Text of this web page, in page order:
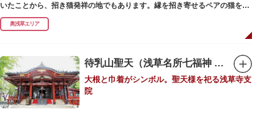
いたことから、招き猫発祥の地でもあります。縁を招き寄せるペアの猫をモ
チーフにした絵馬や御朱印帳も人気です。
1063（康平6）年、時の奥羽鎮守府源頼朝・義家父子が祈願し鎌倉の鶴ヶ丘
末に活躍した新選組沖田総司の終焉の地の碑も佇んでいます。また、浅草名
所七福神の福禄寿が祀られており、七福神詣りの参拝客でも賑わうスポット
です。
奥浅草エリア
待乳山聖天（浅草名所七福神 毘沙門天）
大根と巾着がシンボル。聖天様を祀る浅草寺支
院